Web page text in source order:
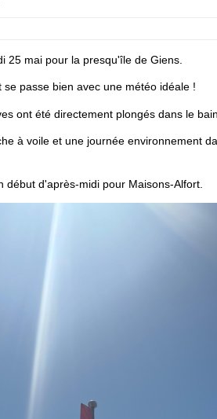
25 mai pour la presqu'île de Giens.
passe bien avec une météo idéale !
ont été directement plongés dans le
à voile et une journée environnement
d'après-midi pour Maisons-Alfort.